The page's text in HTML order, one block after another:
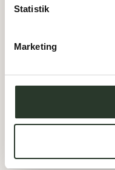
Statistik
Marketing
F 161
Værelser:4